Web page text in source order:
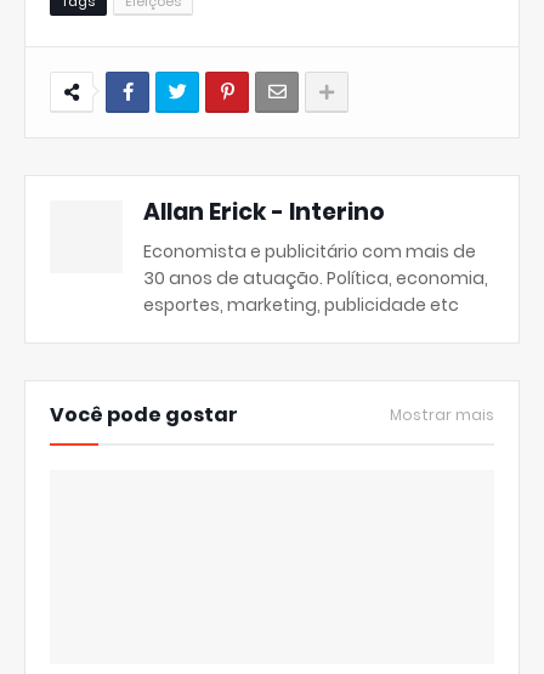
Allan Erick - Interino
Economista e publicitário com mais de
30 anos de atuação. Política, economia,
esportes, marketing, publicidade etc
Você pode gostar Mostrar mais